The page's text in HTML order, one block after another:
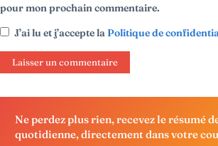
pour mon prochain commentaire.
J’ai lu et j’accepte laPolitique de
Ne perdez plus rien, recevez le résumé
quotidienne, directement dans votre